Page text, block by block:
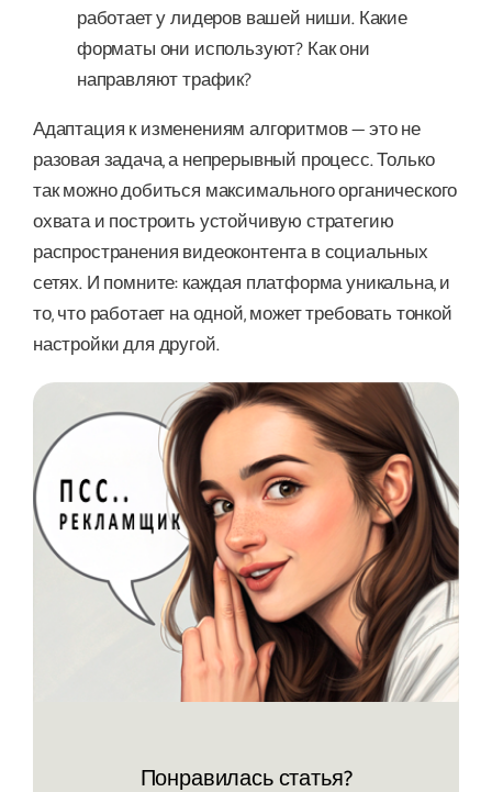
работает у лидеров вашей ниши. Какие
форматы они используют? Как они
направляют трафик?
Адаптация к изменениям алгоритмов — это не
разовая задача, а непрерывный процесс. Только
так можно добиться максимального органического
охвата и построить устойчивую стратегию
распространения видеоконтента в социальных
сетях. И помните: каждая платформа уникальна, и
то, что работает на одной, может требовать тонкой
настройки для другой.
Понравилась статья?